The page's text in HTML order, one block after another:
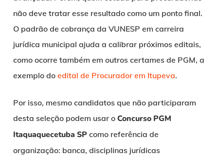
não deve tratar esse resultado como um ponto final.
O padrão de cobrança da VUNESP em carreira
jurídica municipal ajuda a calibrar próximos editais,
como ocorre também em outros certames de PGM, a
exemplo do edital de Procurador em Itupeva.
Por isso, mesmo candidatos que não participaram
desta seleção podem usar o Concurso PGM
Itaquaquecetuba SPcomo referência de
organização: banca, disciplinas jurídicas